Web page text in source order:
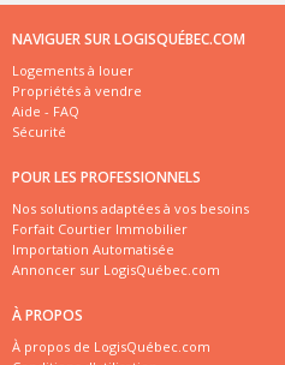
NAVIGUER SUR LOGISQUÉBEC.COM
Logements à louer
Propriétés à vendre
Aide - FAQ
Sécurité
POUR LES PROFESSIONNELS
Nos solutions adaptées à vos besoins
Forfait Courtier Immobilier
Importation Automatisée
Annoncer sur LogisQuébec.com
À PROPOS
À propos de LogisQuébec.com